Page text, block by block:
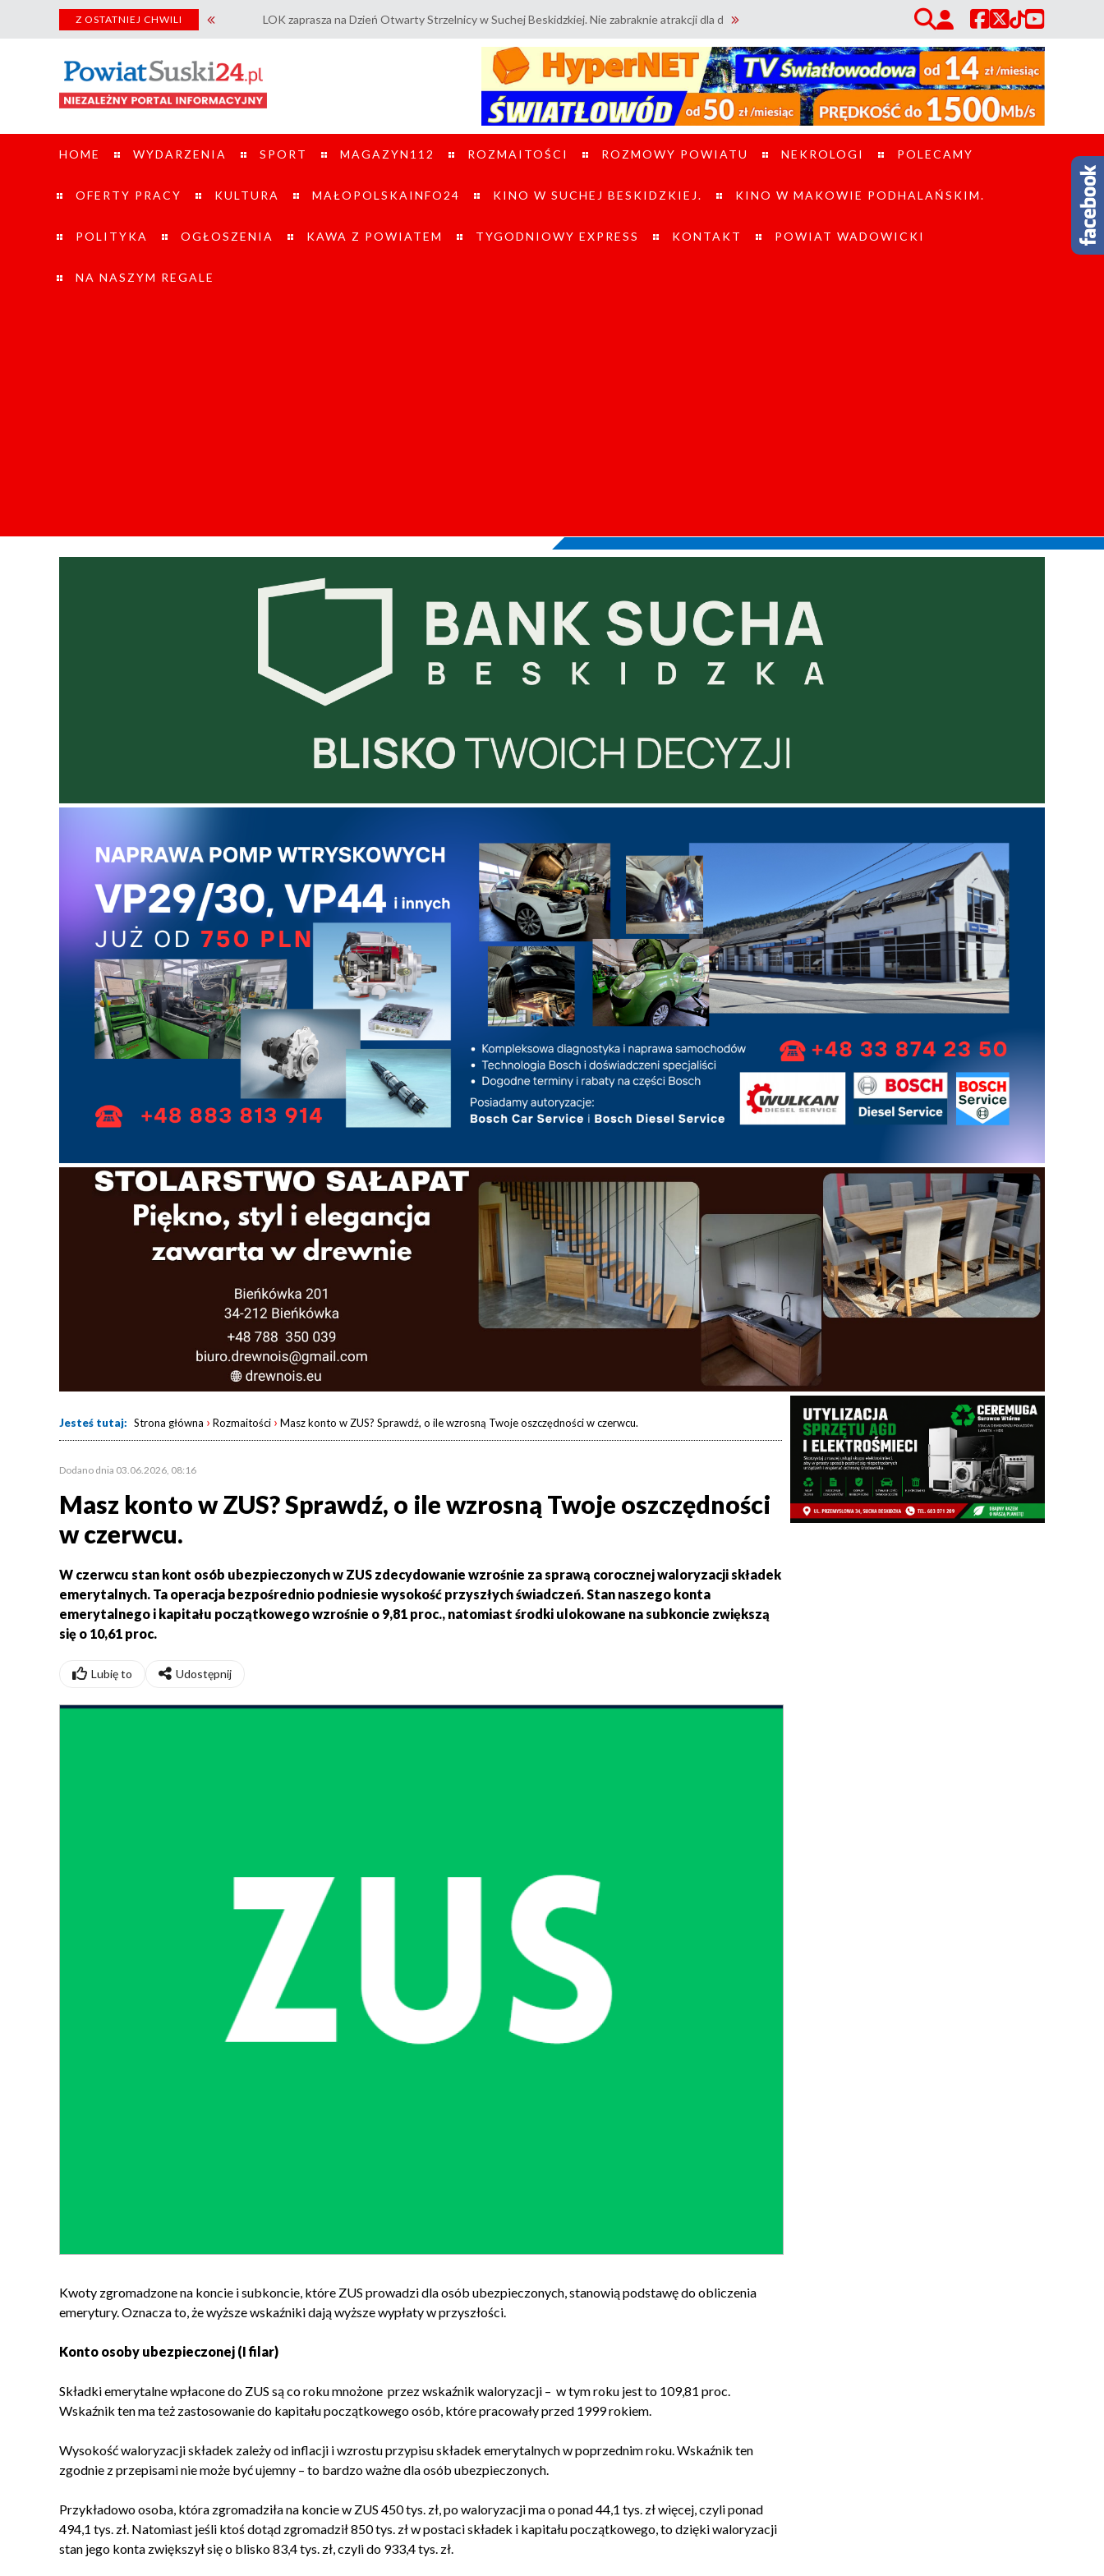
Z OSTATNIEJ CHWILI LOK zaprasza na Dzień Otwarty Strzelnicy w Suchej Beskidzkiej. Nie zabraknie atrakcji dla dzieci i dorosłych / Piraci drogowi w powiecie suskim. W ciągu jednego dnia policja
HOME WYDARZENIA SPORT MAGAZYN112 ROZMAITOŚCI ROZMOWY POWIATU NEKROLOGI POLECAMY
OFERTY PRACY KULTURA MAŁOPOLSKAINFO24 KINO W SUCHEJ BESKIDZKIEJ. KINO W MAKOWIE PODHALAŃSKIM.
POLITYKA OGŁOSZENIA KAWA Z POWIATEM TYGODNIOWY EXPRESS KONTAKT POWIAT WADOWICKI
NA NASZYM REGALE
Jesteś tutaj: Strona główna › Rozmaitości › Masz konto w ZUS? Sprawdź, o ile wzrosną Twoje oszczędności w czerwcu.
Dodano dnia 03.06.2026, 08:16
Masz konto w ZUS? Sprawdź, o ile wzrosną Twoje oszczędności
w czerwcu.
W czerwcu stan kont osób ubezpieczonych w ZUS zdecydowanie wzrośnie za sprawą corocznej waloryzacji składek
emerytalnych. Ta operacja bezpośrednio podniesie wysokość przyszłych świadczeń. Stan naszego konta
emerytalnego i kapitału początkowego wzrośnie o 9,81 proc., natomiast środki ulokowane na subkoncie zwiększą
się o 10,61 proc.
Lubię to Udostępnij
Kwoty zgromadzone na koncie i subkoncie, które ZUS prowadzi dla osób ubezpieczonych, stanowią podstawę do obliczenia
emerytury. Oznacza to, że wyższe wskaźniki dają wyższe wypłaty w przyszłości.
Konto osoby ubezpieczonej (I filar)
Składki emerytalne wpłacone do ZUS są co roku mnożone przez wskaźnik waloryzacji – w tym roku jest to 109,81 proc.
Wskaźnik ten ma też zastosowanie do kapitału początkowego osób, które pracowały przed 1999 rokiem.
Wysokość waloryzacji składek zależy od inflacji i wzrostu przypisu składek emerytalnych w poprzednim roku. Wskaźnik ten
zgodnie z przepisami nie może być ujemny – to bardzo ważne dla osób ubezpieczonych.
Przykładowo osoba, która zgromadziła na koncie w ZUS 450 tys. zł, po waloryzacji ma o ponad 44,1 tys. zł więcej, czyli ponad
494,1 tys. zł. Natomiast jeśli ktoś dotąd zgromadził 850 tys. zł w postaci składek i kapitału początkowego, to dzięki waloryzacji
stan jego konta zwiększył się o blisko 83,4 tys. zł, czyli do 933,4 tys. zł.